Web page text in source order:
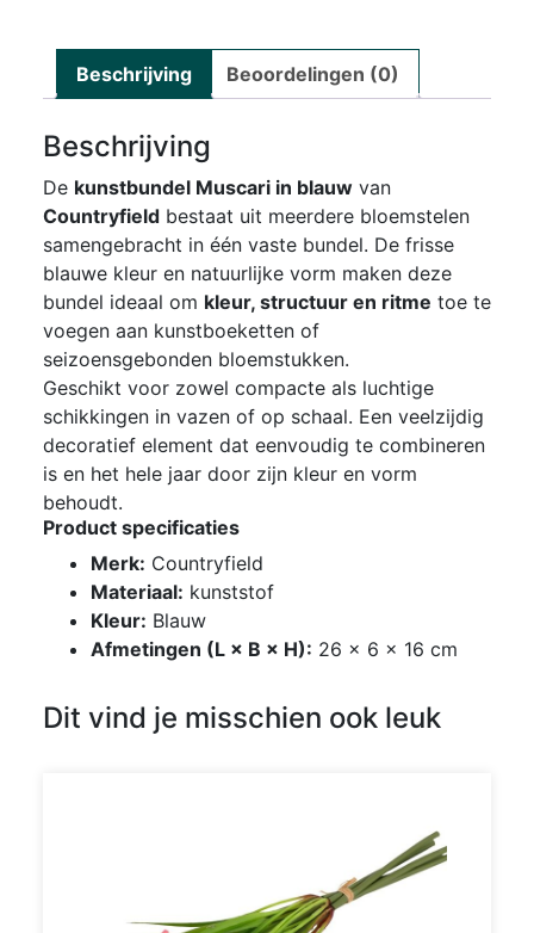
Beschrijving Beoordelingen (0)
Beschrijving
De kunstbundel Muscari in blauwvan
Countryfieldbestaat uit meerdere bloemstelen
samengebracht in één vaste bundel. De frisse
blauwe kleur en natuurlijke vorm maken deze
bundel ideaal om kleur, structuur en ritme toe te
voegen aan kunstboeketten of
seizoensgebonden bloemstukken.
Geschikt voor zowel compacte als luchtige
schikkingen in vazen of op schaal. Een veelzijdig
decoratief element dat eenvoudig te combineren
is en het hele jaar door zijn kleur en vorm
behoudt.
Product specificaties
Merk: Countryfield
Materiaal: kunststof
Kleur: Blauw
Afmetingen (L × B × H): 26 × 6 × 16 cm
Dit vind je misschien ook leuk